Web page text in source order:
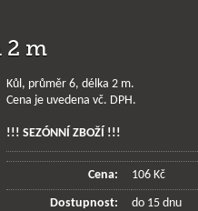
2 m
Kůl, průměr 6, délka 2 m.
Cena je uvedena vč. DPH.
!!! SEZÓNNÍ ZBOŽÍ !!!
Cena: 106 Kč
Dostupnost: do 15 dnu